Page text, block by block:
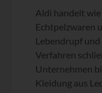
Aldi handelt
Echtpelzwaren
Lebendrupf
Verfahren
Unternehmen
Kleidung aus